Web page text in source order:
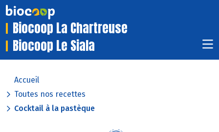
Biocoop La Chartreuse
Biocoop Le Siala
Accueil
Toutes nos recettes
Cocktail à la pastèque